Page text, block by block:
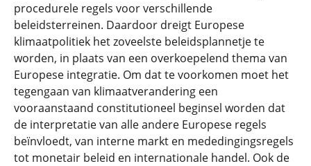
procedurele regels voor verschillende
beleidsterreinen. Daardoor dreigt Europese
klimaatpolitiek het zoveelste beleidsplannetje te
worden, in plaats van een overkoepelend thema van
Europese integratie. Om dat te voorkomen moet het
tegengaan van klimaatverandering een
vooraanstaand constitutioneel beginsel worden dat
de interpretatie van alle andere Europese regels
beïnvloedt, van interne markt en mededingingsregels
tot monetair beleid en internationale handel. Ook de